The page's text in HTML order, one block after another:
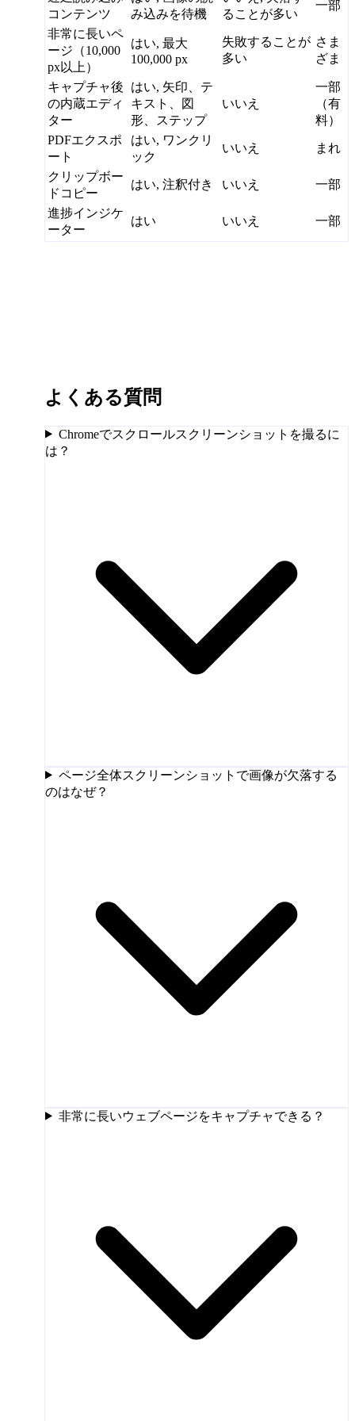
コンテンツ
み込みを待機
ることが多い
一部
非常に長いペ
ージ（10,000
px以上）
はい, 最大
100,000 px
失敗することが
多い
さま
ざま
キャプチャ後
の内蔵エディ
ター
はい, 矢印、テ
キスト、図
形、ステップ
いいえ
一部
（有
料）
PDFエクスポ
ート
はい, ワンクリ
ック
いいえ まれ
クリップボー
ドコピー
はい, 注釈付き いいえ 一部
進捗インジケ
ーター
はい いいえ 一部
よくある質問
Chromeでスクロールスクリーンショットを撮るに
は？
ページ全体スクリーンショットで画像が欠落する
のはなぜ？
非常に長いウェブページをキャプチャできる？